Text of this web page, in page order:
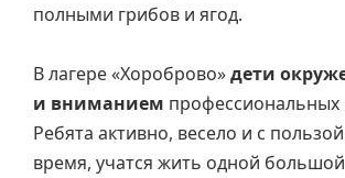
полными грибов и ягод.
В лагере «Хороброво»дети
и вниманием профессиональных
Ребята активно, весело и с
время, учатся жить одной